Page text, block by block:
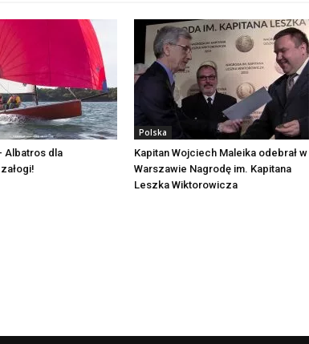
Albatros dla
Polska
Kapitan Wojciech Maleika odebrał w
Warszawie Nagrodę im. Kapitana
Leszka Wiktorowicza